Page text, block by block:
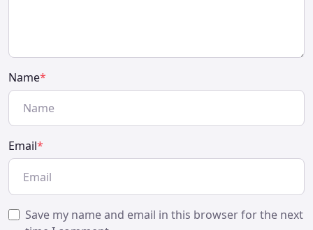
Name*
Email*
Save my name and email in this browser for the next